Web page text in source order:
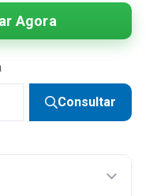
Agora
Consultar